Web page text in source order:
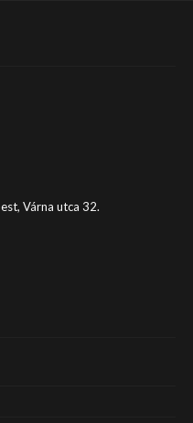
Várna utca 32.